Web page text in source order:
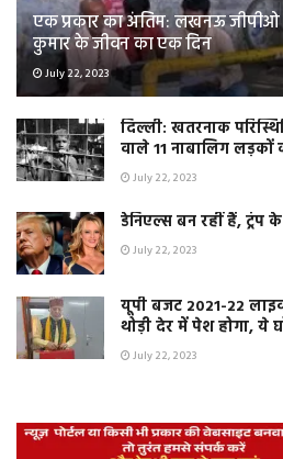
एक प्रकार का अंतिम: लखनऊ जीपीओ
कुमार के जीवन का एक दिन
July 22, 2023
दिल्ली: खतरनाक
वाले 11 नाबालिग लड़कों
July 22, 2023
डेनिएल्स बन रहीं हैं, ट्रंप
July 22, 2023
यूपी बजट 2021-22
थोड़ी देर में पेश होगा, ये
July 22, 2023